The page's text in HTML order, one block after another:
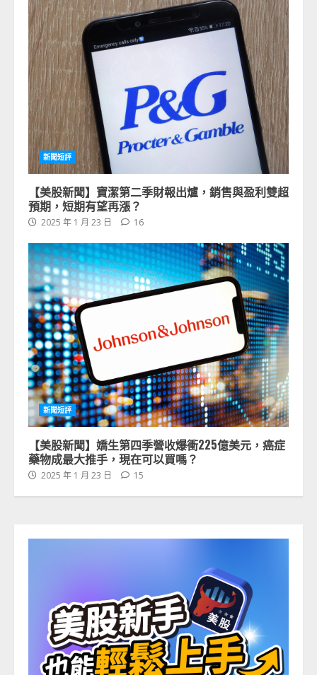
新聞短評
【美股新聞】寶潔第二季財報出爐，銷售與盈利雙超
預期，短期有望再漲？
2025 年 1 月 23 日 16
新聞短評
【美股新聞】嬌生第四季營收爆衝225億美元，癌症
藥物成最大推手，現在可以買嗎？
2025 年 1 月 23 日 15